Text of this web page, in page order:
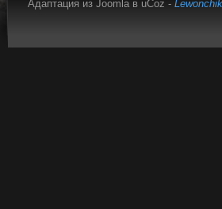
Адаптация из Joomla в uCoz - Lewonchik